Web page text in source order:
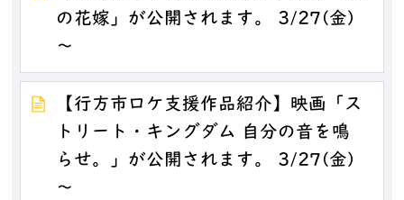
の花嫁」が公開されます。 3/27(金)
～
【行方市ロケ支援作品紹介】映画「ス
トリート・キングダム 自分の音を鳴
らせ。」が公開されます。 3/27(金)
～